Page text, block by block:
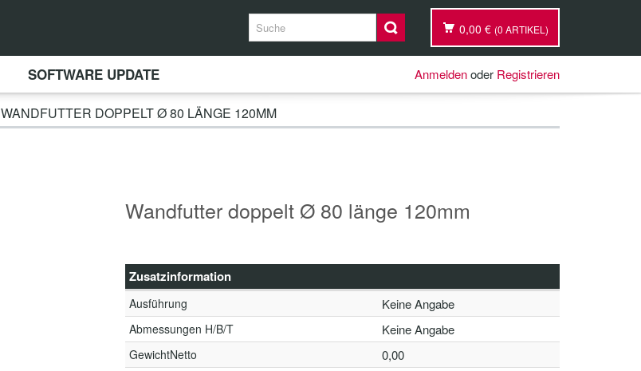
0,00 € (0 ARTIKEL)
SOFTWARE UPDATE Anmeldenoder Registrieren
WANDFUTTER DOPPELT Ø 80 LÄNGE 120MM
Wandfutter doppelt Ø 80 länge 120mm
Zusatzinformation
Ausführung Keine Angabe
Abmessungen H/B/T Keine Angabe
GewichtNetto 0,00